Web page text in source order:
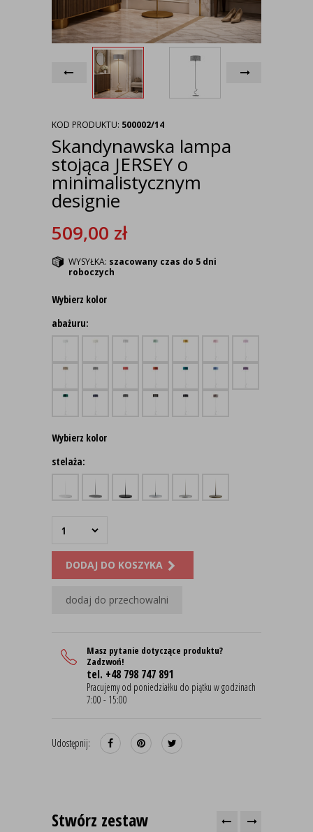
KOD PRODUKTU: 500002/14
Skandynawska lampa
stojąca JERSEY o
minimalistycznym
designie
509,00 zł
WYSYŁKA: szacowany czas do 5 dni
roboczych
Wybierz kolor
abażuru:
Wybierz kolor
stelaża:
DODAJ DO KOSZYKA
dodaj do przechowalni
Masz pytanie dotyczące produktu?
Zadzwoń!
tel. +48 798 747 891
Pracujemy od poniedziałku do piątku w godzinach
7:00 - 15:00
Udostępnij:
Stwórz zestaw